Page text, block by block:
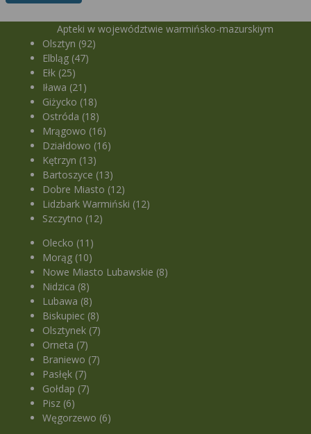
Apteki w województwie warmińsko-mazurskiym
Olsztyn (92)
Elbląg (47)
Ełk (25)
Iława (21)
Giżycko (18)
Ostróda (18)
Mrągowo (16)
Działdowo (16)
Kętrzyn (13)
Bartoszyce (13)
Dobre Miasto (12)
Lidzbark Warmiński (12)
Szczytno (12)
Olecko (11)
Morąg (10)
Nowe Miasto Lubawskie (8)
Nidzica (8)
Lubawa (8)
Biskupiec (8)
Olsztynek (7)
Orneta (7)
Braniewo (7)
Pasłęk (7)
Gołdap (7)
Pisz (6)
Węgorzewo (6)